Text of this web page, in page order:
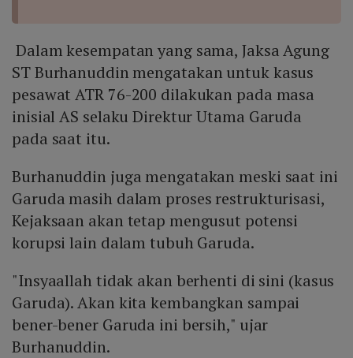
Dalam kesempatan yang sama, Jaksa Agung
ST Burhanuddin mengatakan untuk kasus
pesawat ATR 76-200 dilakukan pada masa
inisial AS selaku Direktur Utama Garuda
pada saat itu.
Burhanuddin juga mengatakan meski saat ini
Garuda masih dalam proses restrukturisasi,
Kejaksaan akan tetap mengusut potensi
korupsi lain dalam tubuh Garuda.
"Insyaallah tidak akan berhenti di sini (kasus
Garuda). Akan kita kembangkan sampai
bener-bener Garuda ini bersih," ujar
Burhanuddin.